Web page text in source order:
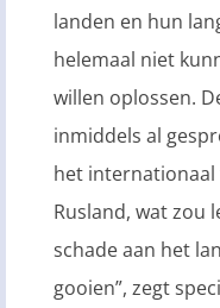
landen en hun
helemaal niet
willen oplossen.
inmiddels al
het
Rusland, wat zou
schade aan het
gooien”, zegt